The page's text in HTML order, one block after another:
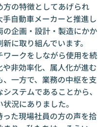
の特徴としてあげられ
自動車メーカーと推進し
企画・設計・製造にかか
に取り組んでいます。
ークをしながら使用を続
非効率化、属人化が進む
一方で、業務の中枢を支
ステムであることから、
況にありました。
た現場社員の方の声を拾